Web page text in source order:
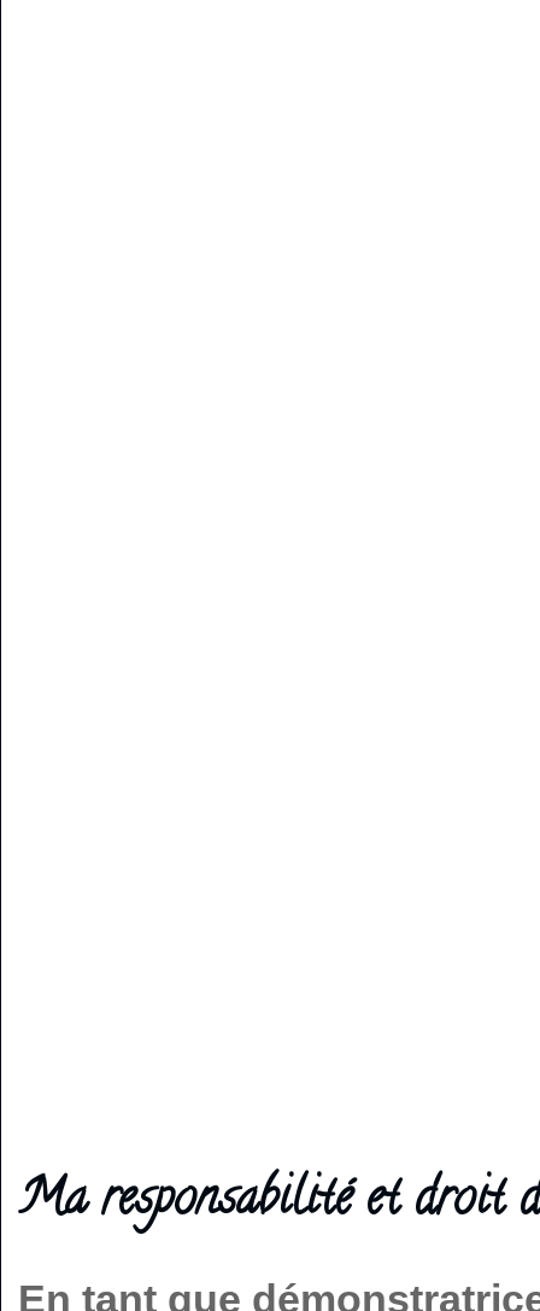
Ma responsabilité et droit
En tant que